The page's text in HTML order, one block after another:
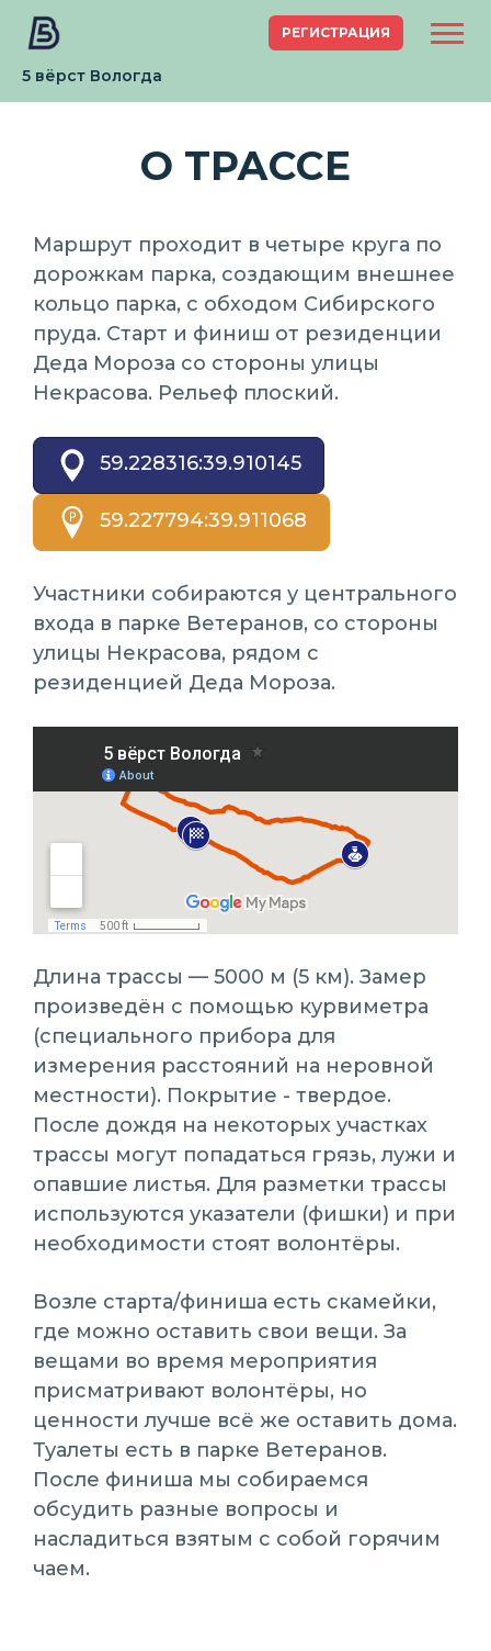
РЕГИСТРАЦИЯ
5 вёрст Вологда
О ТРАССЕ
Маршрут проходит в четыре круга по
дорожкам парка, создающим внешнее
кольцо парка, с обходом Сибирского
пруда. Старт и финиш от резиденции
Деда Мороза со стороны улицы
Некрасова. Рельеф плоский.
59.228316:39.910145
59.227794:39.911068
Участники собираются у центрального
входа в парке Ветеранов, со стороны
улицы Некрасова, рядом с
резиденцией Деда Мороза.
Длина трассы — 5000 м (5 км). Замер
произведён с помощью курвиметра
(специального прибора для
измерения расстояний на неровной
местности). Покрытие - твердое.
После дождя на некоторых участках
трассы могут попадаться грязь, лужи и
опавшие листья. Для разметки трассы
используются указатели (фишки) и при
необходимости стоят волонтёры.
Возле старта/финиша есть скамейки,
где можно оставить свои вещи. За
вещами во время мероприятия
присматривают волонтёры, но
ценности лучше всё же оставить дома.
Туалеты есть в парке Ветеранов.
После финиша мы собираемся
обсудить разные вопросы и
насладиться взятым с собой горячим
чаем.